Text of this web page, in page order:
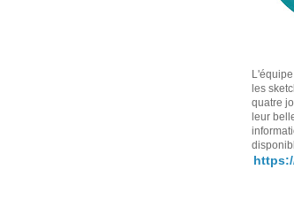
les
quatre
leur